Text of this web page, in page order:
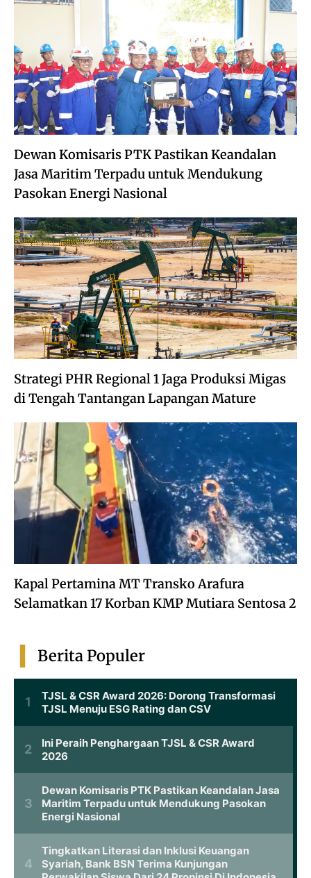
Dewan Komisaris PTK Pastikan Keandalan
Jasa Maritim Terpadu untuk Mendukung
Pasokan Energi Nasional
Strategi PHR Regional 1 Jaga Produksi Migas
di Tengah Tantangan Lapangan Mature
Kapal Pertamina MT Transko Arafura
Selamatkan 17 Korban KMP Mutiara Sentosa 2
Berita Populer